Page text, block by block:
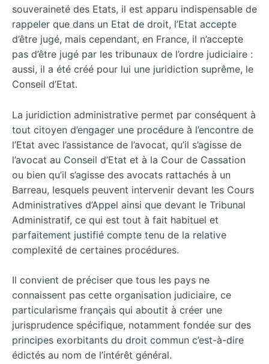
souveraineté des Etats, il est apparu indispensable de
rappeler que dans un Etat de droit, l’Etat accepte
d’être jugé, mais cependant, en France, il n’accepte
pas d’être jugé par les tribunaux de l’ordre judiciaire :
aussi, il a été créé pour lui une juridiction suprême, le
Conseil d’Etat.
La juridiction administrative permet par conséquent à
tout citoyen d’engager une procédure à l’encontre de
l’Etat avec l’assistance de l’avocat, qu’il s’agisse de
l’avocat au Conseil d’Etat et à la Cour de Cassation
ou bien qu’il s’agisse des avocats rattachés à un
Barreau, lesquels peuvent intervenir devant les Cours
Administratives d’Appel ainsi que devant le Tribunal
Administratif, ce qui est tout à fait habituel et
parfaitement justifié compte tenu de la relative
complexité de certaines procédures.
Il convient de préciser que tous les pays ne
connaissent pas cette organisation judiciaire, ce
particularisme français qui aboutit à créer une
jurisprudence spécifique, notamment fondée sur des
principes exorbitants du droit commun c’est-à-dire
édictés au nom de l’intérêt général.